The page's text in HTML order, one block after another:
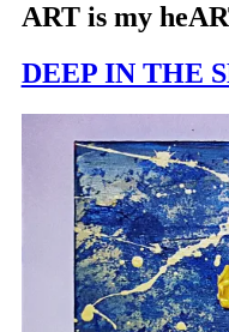
ART is my
DEEP IN THE